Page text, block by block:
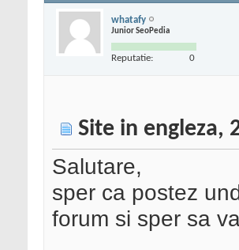
whatafy
Junior SeoPedia
Reputatie: 0
Site in engleza,
Salutare,
sper ca postez
forum si sper sa